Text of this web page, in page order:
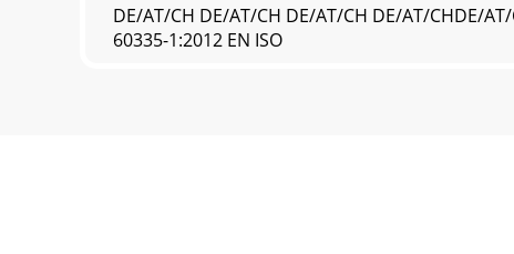
DE/AT/CH DE/AT/CH DE/AT/CH DE/AT/CHDE/
60335-1:2012 EN ISO